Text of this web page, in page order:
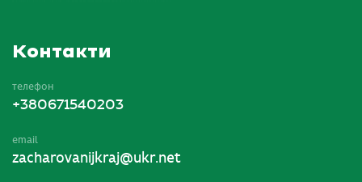
Контакти
телефон
+380671540203
email
zacharovanijkraj@ukr.net